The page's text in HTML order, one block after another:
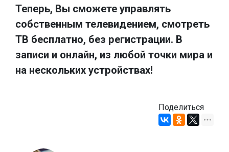
Теперь, Вы сможете управлять
собственным телевидением, смотреть
ТВ бесплатно, без регистрации. В
записи и онлайн, из любой точки мира и
на нескольких устройствах!
Поделиться